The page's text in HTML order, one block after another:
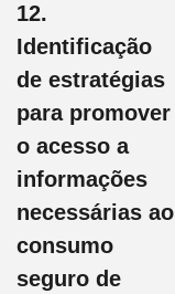
12.
Identificação
de estratégias
para promover
o acesso a
informações
necessárias ao
consumo
seguro de